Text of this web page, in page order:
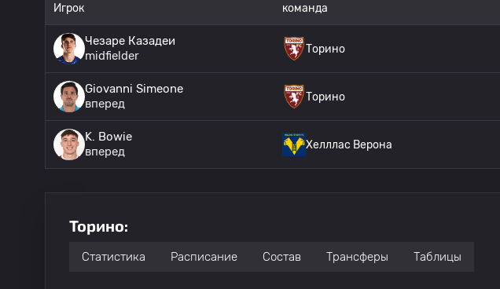
Игрок команда
Чезаре Казадеи
midfielder
Торино
Giovanni Simeone
вперед
Торино
K. Bowie
вперед
Хелллас Верона
Торино:
Статистика Расписание Состав Трансферы Таблицы